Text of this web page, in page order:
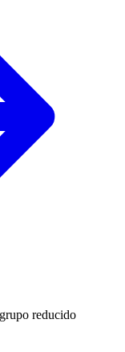
reducido